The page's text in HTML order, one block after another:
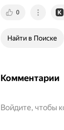
0
Найти в Поиске
Комментарии
Войдите, чтобы